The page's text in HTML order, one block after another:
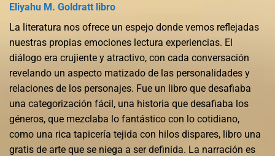
Eliyahu M. Goldratt libro
La literatura nos ofrece un espejo donde vemos reflejadas
nuestras propias emociones lectura experiencias. El
diálogo era crujiente y atractivo, con cada conversación
revelando un aspecto matizado de las personalidades y
relaciones de los personajes. Fue un libro que desafiaba
una categorización fácil, una historia que desafiaba los
géneros, que mezclaba lo fantástico con lo cotidiano,
como una rica tapicería tejida con hilos dispares, libro una
gratis de arte que se niega a ser definida. La narración es